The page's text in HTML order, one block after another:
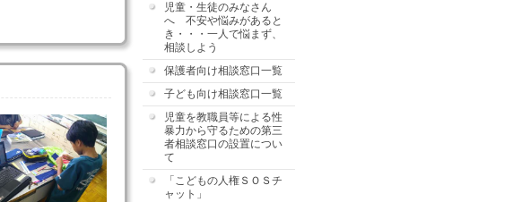
児童・生徒のみなさん
へ 不安や悩みがあると
き・・・一人で悩まず、
相談しよう
保護者向け相談窓口一覧
子ども向け相談窓口一覧
児童を教職員等による性
暴力から守るための第三
者相談窓口の設置につい
て
「こどもの人権ＳＯＳチ
ャット」